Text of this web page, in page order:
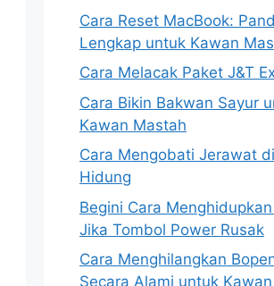
Cara Reset MacBook:
Lengkap untuk Kawan
Cara Melacak Paket J&T
Cara Bikin Bakwan Sayur
Kawan Mastah
Cara Mengobati Jerawat di
Hidung
Begini Cara
Jika Tombol Power Rusak
Cara Menghilangkan
Secara Alami untuk Kawan